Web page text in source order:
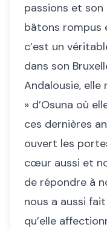
passions et
bâtons rompus
c’est un
dans son
Andalousie, elle
» d’Osuna où
ces dernières
ouvert les
cœur aussi et
de répondre à
nous a aussi
qu’elle